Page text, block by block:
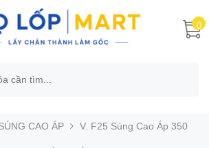
0
CAO ÁP V. F25 Súng Cao Áp 350